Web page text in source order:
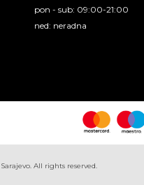
pon - sub: 09:00-21:00
ned: neradna
All rights reserved.